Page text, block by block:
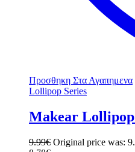
Προσθηκη Στα Αγαπημενα
Lollipop Series
Makear Lollipop
9.99€ Original price was: